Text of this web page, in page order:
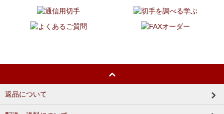
返品について